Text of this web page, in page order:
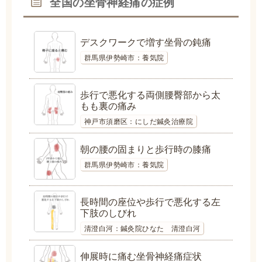
デスクワークで増す坐骨の鈍痛
群馬県伊勢崎市：養気院
歩行で悪化する両側腰臀部から太
もも裏の痛み
神戸市須磨区：にしだ鍼灸治療院
朝の腰の固まりと歩行時の膝痛
群馬県伊勢崎市：養気院
長時間の座位や歩行で悪化する左
下肢のしびれ
清澄白河：鍼灸院ひなた 清澄白河
伸展時に痛む坐骨神経痛症状